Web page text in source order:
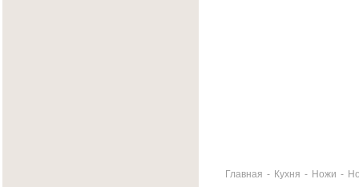
Главная - Кухня - Ножи -